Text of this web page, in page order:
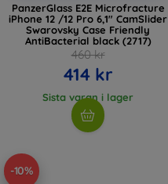
PanzerGlass E2E Microfracture
iPhone 12 /12 Pro 6,1" CamSlider
Swarovsky Case Friendly
AntiBacterial black (2717)
460 kr
414 kr
Sista varan i lager
-10%